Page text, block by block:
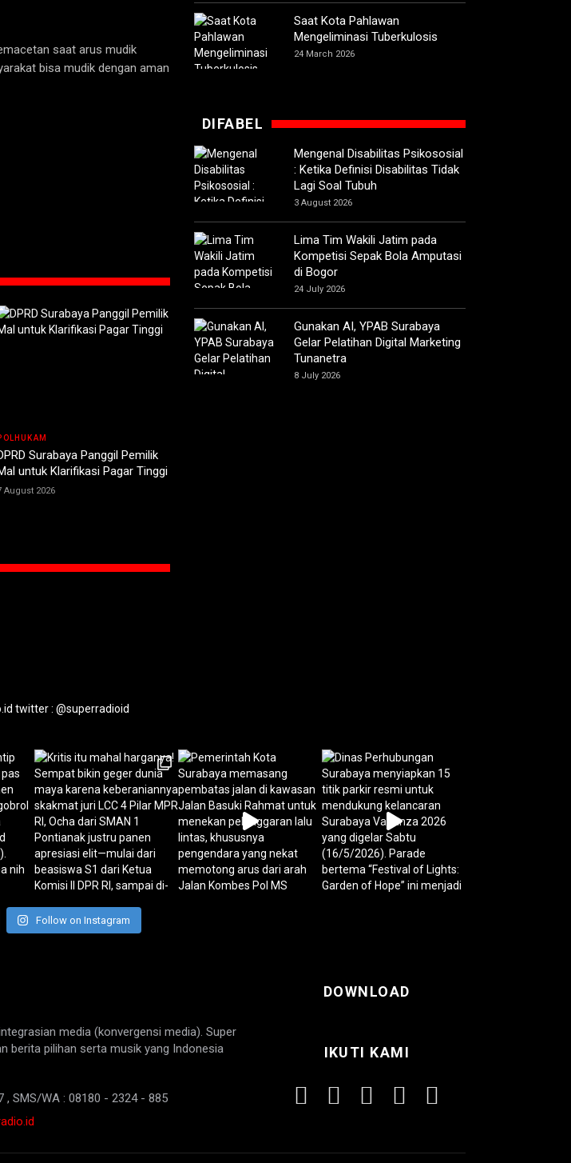
saat arus mudik
bisa mudik dengan aman
Surabaya Panggil Pemilik
untuk Klarifikasi Pagar Tinggi
August 2026
Saat Kota Pahlawan
Mengeliminasi Tuberkulosis
24 March 2026
DIFABEL
Mengenal Disabilitas Psikososial
: Ketika Definisi Disabilitas Tidak
Lagi Soal Tubuh
3 August 2026
Lima Tim Wakili Jatim pada
Kompetisi Sepak Bola Amputasi
di Bogor
24 July 2026
Gunakan AI, YPAB Surabaya
Gelar Pelatihan Digital Marketing
Tunanetra
8 July 2026
twitter : @superradioid
Follow on Instagram
media (konvergensi media). Super
berita pilihan serta musik yang Indonesia
, SMS/WA : 08180 - 2324 - 885
DOWNLOAD
IKUTI KAMI